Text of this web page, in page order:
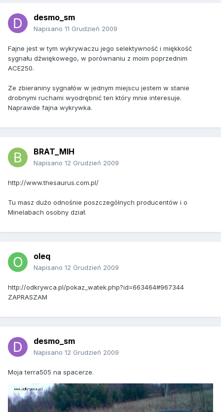
desmo_sm
Napisano 11 Grudzień 2009
Fajne jest w tym wykrywaczu jego selektywność i miękkość
sygnału dźwiękowego, w porównaniu z moim poprzednim
ACE250.
Ze zbieraniny sygnałów w jednym miejscu jestem w stanie
drobnymi ruchami wyodrębnić ten który mnie interesuje.
Naprawde fajna wykrywka.
BRAT_MIH
Napisano 12 Grudzień 2009
http://www.thesaurus.com.pl/
Tu masz dużo odnośnie poszczególnych producentów i o
Minelabach osobny dział.
oleq
Napisano 12 Grudzień 2009
http://odkrywca.pl/pokaz_watek.php?id=663464#967344
ZAPRASZAM
desmo_sm
Napisano 12 Grudzień 2009
Moja terra505 na spacerze.